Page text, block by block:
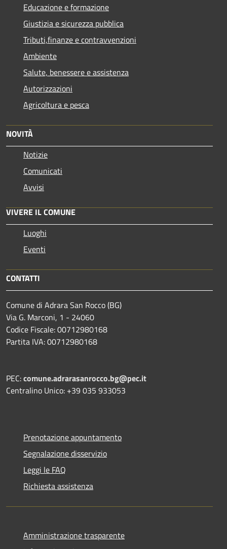
Educazione e formazione
Giustizia e sicurezza pubblica
Tributi,finanze e contravvenzioni
Ambiente
Salute, benessere e assistenza
Autorizzazioni
Agricoltura e pesca
NOVITÀ
Notizie
Comunicati
Avvisi
VIVERE IL COMUNE
Luoghi
Eventi
CONTATTI
Comune di Adrara San Rocco (BG)
Via G. Marconi, 1 - 24060
Codice Fiscale: 00712980168
Partita IVA: 00712980168
PEC:comune.adrarasanrocco.bg@pec.it
Centralino Unico: +39 035 933053
Prenotazione appuntamento
Segnalazione disservizio
Leggi le FAQ
Richiesta assistenza
Amministrazione trasparente